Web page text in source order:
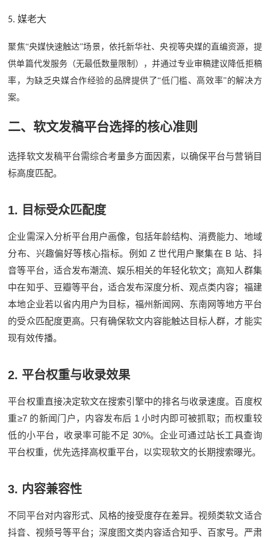
5. 媒老大
聚焦“央媒快速触达”场景，依托新华社、央视等央媒的直编资源，提
供单篇代发服务（无最低数量限制），并通过专业审稿建议降低拒稿
率，为缺乏央媒合作经验的品牌提供了“低门槛、高效率”的解决方
案。
二、软文发稿平台选择的核心准则
选择软文发稿平台需综合考量多方面因素，以确保平台与营销目
标高度匹配。
1. 目标受众匹配度
企业需深入分析平台用户画像，包括年龄结构、消费能力、地域
分布、兴趣偏好等核心指标。例如 Z世代用户聚集在 B 站、抖
音等平台，适合发布潮流、娱乐相关的年轻化软文；高知人群集
中在知乎、豆瓣等平台，适合发布深度分析、观点类内容；福建
本地企业若以省内用户为目标，福州新闻网、东南网等地方平台
的受众匹配度更高。只有确保软文内容能触达目标人群，才能实
现有效传播。
2. 平台权重与收录效果
平台权重直接决定软文在搜索引擎中的排名与收录速度。百度权
重≥7 的新闻门户，内容发布后 1小时内即可被抓取；而权重较
低的小平台，收录率可能不足 30%。企业可通过站长工具查询
平台权重，优先选择高权重平台，以实现软文的长期搜索曝光。
3. 内容兼容性
不同平台对内容形式、风格的接受度存在差异。视频类软文适合
抖音、视频号等平台；深度图文类内容适合知乎、百家号。严肃